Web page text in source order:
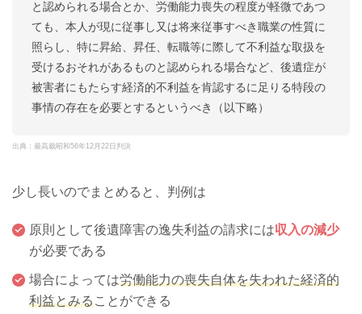
と認められる場合とか、労働能力喪失の程度が軽微であつ
ても、本人が現に従事し又は将来従事すべき職業の性質に
照らし、特に昇給、昇任、転職等に際して不利益な取扱を
受けるおそれがあるものと認められる場合など、後遺症が
被害者にもたらす経済的不利益を肯認するに足りる特段の
事情の存在を必要とするというべき（以下略）
出典：最高裁昭和56年12月22日判決
少し長いのでまとめると、判例は
原則として後遺障害の逸失利益の請求には収入の減少
が必要である
場合によっては労働能力の喪失自体を失われた経済的
利益とみることができる